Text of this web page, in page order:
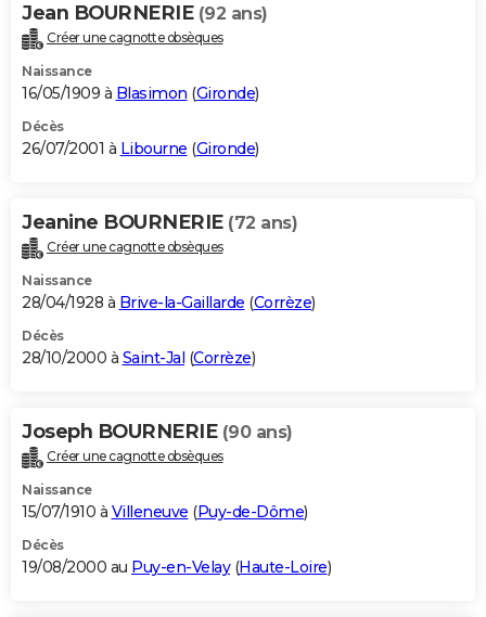
Jean BOURNERIE (92 ans)
Créer une cagnotte obsèques
Naissance
16/05/1909 à Blasimon (Gironde)
Décès
26/07/2001 à Libourne (Gironde)
Jeanine BOURNERIE (72 ans)
Créer une cagnotte obsèques
Naissance
28/04/1928 à Brive-la-Gaillarde (Corrèze)
Décès
28/10/2000 à Saint-Jal (Corrèze)
Joseph BOURNERIE (90 ans)
Créer une cagnotte obsèques
Naissance
15/07/1910 à Villeneuve (Puy-de-Dôme)
Décès
19/08/2000 au Puy-en-Velay(Haute-Loire)